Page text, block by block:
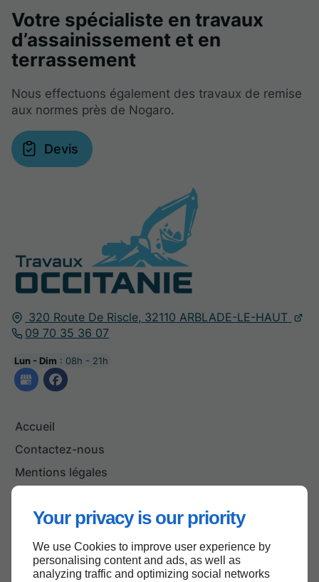
Your privacy is our priority
We use Cookies to improve user experience by
personalising content and ads, as well as
analyzing traffic and optimizing social networks
320 Route De Riscle, 32110 ARBLADE-LE-HAUT
09 70 35 36 07
Lun - Dim : 08h - 21h
Accueil
Contactez-nous
Mentions légales
Votre spécialiste en travaux
d’assainissement et en
terrassement
Nous effectuons également des travaux de remise
aux normes près de Nogaro.
Devis
Haut de page